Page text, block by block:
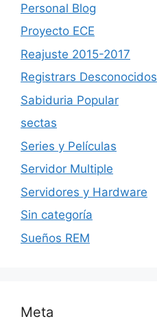
Personal Blog
Proyecto ECE
Reajuste 2015-2017
Registrars Desconocidos
Sabiduria Popular
sectas
Series y Películas
Servidor Multiple
Servidores y Hardware
Sin categoría
Sueños REM
Meta